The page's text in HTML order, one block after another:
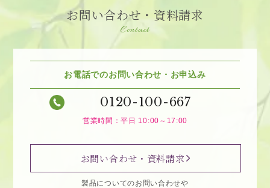
お問い合わせ・資料請求
Contact
お電話でのお問い合わせ・お申込み
0120-100-667
営業時間：平日 10:00～17:00
お問い合わせ・資料請求
製品についてのお問い合わせや